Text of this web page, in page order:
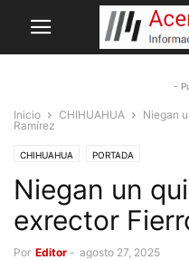
-
Inicio CHIHUAHUA
Niegan
Ramírez
CHIHUAHUA PORTADA
Niegan un
exrector
Por Editor - agosto 27, 2025